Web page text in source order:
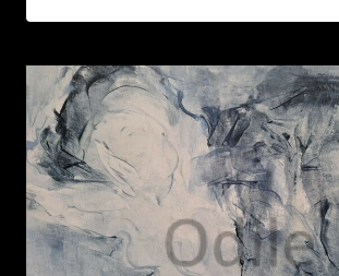
FLESSELLES